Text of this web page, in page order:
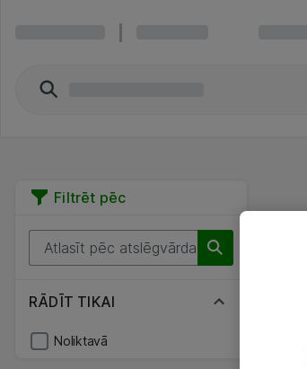
Filtrēt pēc
RĀDĪT TIKAI
Noliktavā